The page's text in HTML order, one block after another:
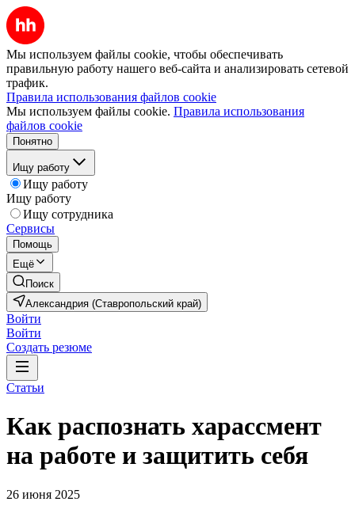
Мы используем файлы cookie, чтобы обеспечивать
правильную работу нашего веб-сайта и анализировать сетевой
трафик.
Правила использования файлов cookie
Мы используем файлы cookie. Правила использования
файлов cookie
Понятно
Ищу работу
Ищу работу
Ищу работу
Ищу сотрудника
Сервисы
Помощь
Ещё
Поиск
Александрия (Ставропольский край)
Войти
Войти
Создать резюме
Статьи
Как распознать харассмент
на работе и защитить себя
26 июня 2025